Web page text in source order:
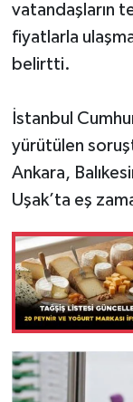
vatandaşların
fiyatlarla
belirtti.
İstanbul
yürütülen
Ankara,
Uşak’ta eş